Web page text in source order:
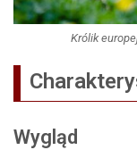
Królik
Wygląd